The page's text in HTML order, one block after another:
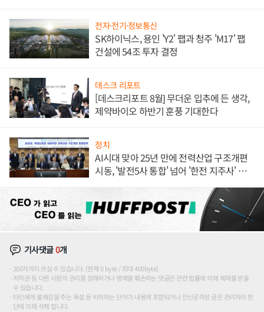
전자·전기·정보통신
SK하이닉스, 용인 'Y2' 팹과 청주 'M17' 팹
건설에 54조 투자 결정
데스크 리포트
[데스크리포트 8월] 무더운 입추에 든 생각,
제약바이오 하반기 훈풍 기대한다
정치
AI시대 맞아 25년 만에 전력산업 구조개편
시동, '발전5사 통합' 넘어 '한전 지주사' 재편
기사댓글0개
200자까지 쓰실 수 있습니다. (현재 0 byte / 최대 400byte)
저작권 등 다른 사람의 권리를 침해하거나 명예를 훼손하는 댓글은 관련 법률에 의해 제재를 받을
수 있습니다.
타인에게 불쾌감을 주는 욕설 등 비하하는 단어가 내용에 포함되거나 인신공격성 글은 관리자의 판
단에 의해 삭제 합니다.